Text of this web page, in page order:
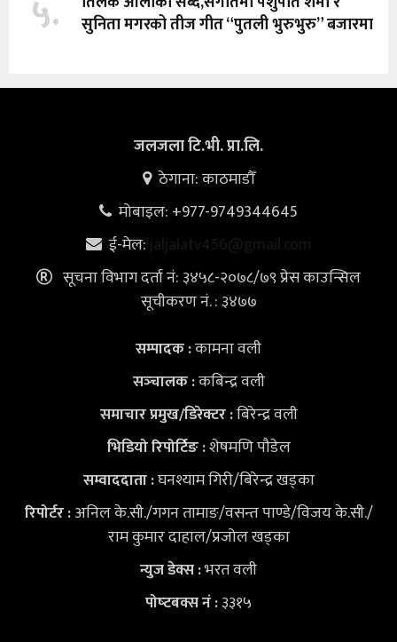
५.
सुनिता मगरको तीज गीत “पुतली भुरुभुरु” बजारमा
जलजला टि.भी. प्रा.लि.
ठेगाना: काठमाडौँ
मोबाइल: +977-9749344645
ई-मेल: jaljalatv456@gmail.com
सूचना विभाग दर्ता नं: ३४५८-२०७८/७९ प्रेस काउन्सिल
सूचीकरण नं. : ३४७७
सम्पादक :कामना वली
सञ्‍चालक :कबिन्द्र वली
समाचार प्रमुख/डिरेक्टर :बिरेन्द्र वली
भिडियोरिपोर्टिङ :शेषमणि पौडेल
सम्वाददाता :घनश्याम गिरी/बिरेन्द्र खड्का
रिपोर्टर :अनिल के.सी./गगन तामाङ/वसन्त पाण्डे/विजय के.सी./
राम कुमार दाहाल/प्रजोल खड्का
न्युज डेक्स:भरत वली
पोष्‍टबक्स नं :३३१५